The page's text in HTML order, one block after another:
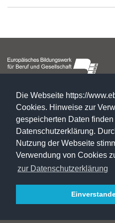
Die Webseite https://
Cookies. Hinweise zur
gespeicherten Daten
Datenschutzerklärung.
Nutzung der Webseite
Verwendung von Cookies
zur Datenschutzerklärung
Hegelstraße 2
39104 Magdeburg
☏ : +49. 3 91. 5 41 94 77
gf@ebg.de
Kontakt
Impressum
Datenschutzerklärung
Jobs/Praktika
Fördermöglichkeiten
INSTA